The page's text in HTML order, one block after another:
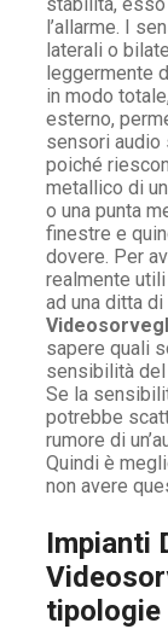
l’allarme. I
laterali o
leggermente
in modo
esterno,
sensori audio
poiché
metallico di
o una punta
finestre e
dovere. Per
realmente
ad una ditta di
sapere quali
sensibilità del
Se la
potrebbe
rumore di
Quindi è
non avere
Impianti
tipologie